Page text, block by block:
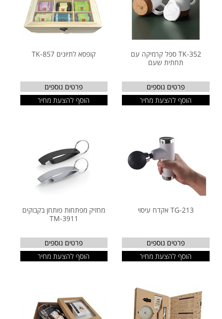
TK-352 ספל קרמיקה עם
תחתית שעם
פרטים נוספים
הוסף להצעת מחיר
קופסא לתיונים TK-857
פרטים נוספים
הוסף להצעת מחיר
TG-213 אקדח עיסוי
פרטים נוספים
הוסף להצעת מחיר
מחזיק מפתחות פותחן בקבוקים
TM-3911
פרטים נוספים
הוסף להצעת מחיר